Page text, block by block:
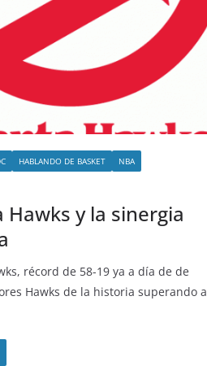
HABLANDO DE BASKET NBA
y la sinergia
récord de 58-19 ya a día de de
Hawks de la historia superando a